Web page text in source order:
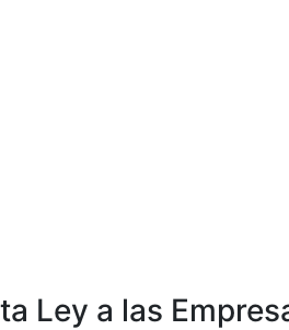
Ley a las